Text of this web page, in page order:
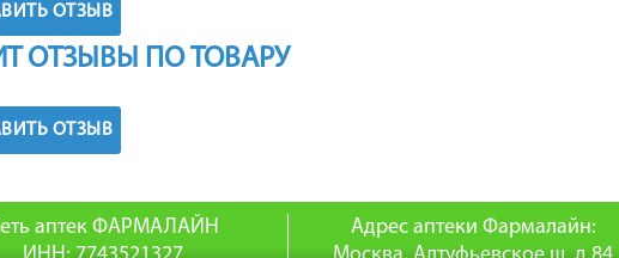
ОТЗЫВ
ОТЗЫВЫ ПО ТОВАРУ
ОТЗЫВ
аптек ФАРМАЛАЙН
Адрес аптеки Фармалайн: